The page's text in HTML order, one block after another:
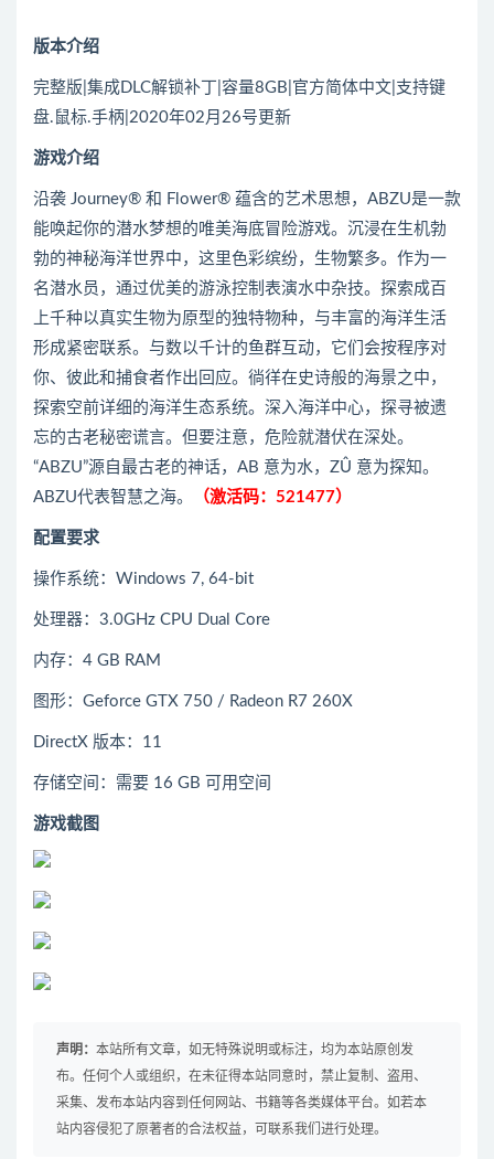
版本介绍
完整版|集成DLC解锁补丁|容量8GB|官方简体中文|支持键
盘.鼠标.手柄|2020年02月26号更新
游戏介绍
沿袭 Journey® 和 Flower® 蕴含的艺术思想，ABZU是一款
能唤起你的潜水梦想的唯美海底冒险游戏。沉浸在生机勃
勃的神秘海洋世界中，这里色彩缤纷，生物繁多。作为一
名潜水员，通过优美的游泳控制表演水中杂技。探索成百
上千种以真实生物为原型的独特物种，与丰富的海洋生活
形成紧密联系。与数以千计的鱼群互动，它们会按程序对
你、彼此和捕食者作出回应。徜徉在史诗般的海景之中，
探索空前详细的海洋生态系统。深入海洋中心，探寻被遗
忘的古老秘密谎言。但要注意，危险就潜伏在深处。
“ABZU”源自最古老的神话，AB 意为水，ZÛ 意为探知。
ABZU代表智慧之海。
（激活码：521477）
配置要求
操作系统：Windows 7, 64-bit
处理器：3.0GHz CPU Dual Core
内存：4 GB RAM
图形：Geforce GTX 750 / Radeon R7 260X
DirectX 版本：11
存储空间：需要 16 GB 可用空间
游戏截图
声明： 本站所有文章，如无特殊说明或标注，均为本站原创发
布。任何个人或组织，在未征得本站同意时，禁止复制、盗用、
采集、发布本站内容到任何网站、书籍等各类媒体平台。如若本
站内容侵犯了原著者的合法权益，可联系我们进行处理。